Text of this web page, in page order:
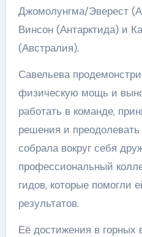
Джомолунгма/Эверест
Винсон (Антарктида) и
(Австралия).
Савельева
физическую мощь и
работать в команде,
решения и
собрала вокруг себя
профессиональный
гидов, которые помогли
результатов.
Её достижения в горных